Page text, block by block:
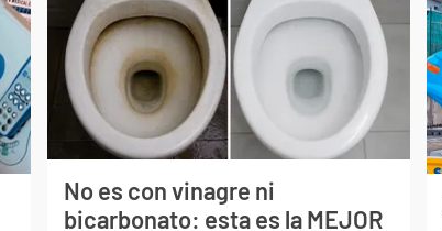
No es con vinagre ni
bicarbonato: esta es la MEJOR